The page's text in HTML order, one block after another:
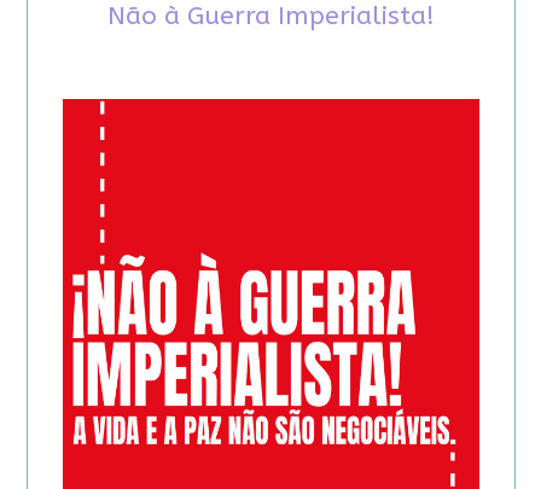
Não à Guerra Imperialista!